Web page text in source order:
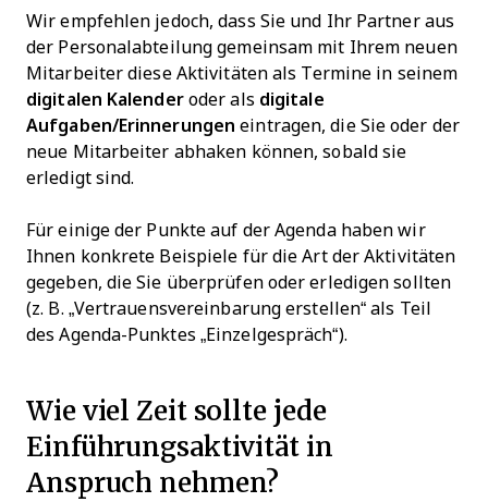
Wir empfehlen jedoch, dass Sie und Ihr Partner aus
der Personalabteilung gemeinsam mit Ihrem neuen
Mitarbeiter diese Aktivitäten als Termine in seinem
digitalen Kalenderoder als digitale
Aufgaben/Erinnerungen eintragen, die Sie oder der
neue Mitarbeiter abhaken können, sobald sie
erledigt sind.
Für einige der Punkte auf der Agenda haben wir
Ihnen konkrete Beispiele für die Art der Aktivitäten
gegeben, die Sie überprüfen oder erledigen sollten
(z. B. „Vertrauensvereinbarung erstellen“ als Teil
des Agenda-Punktes „Einzelgespräch“).
Wie viel Zeit sollte jede
Einführungsaktivität in
Anspruch nehmen?